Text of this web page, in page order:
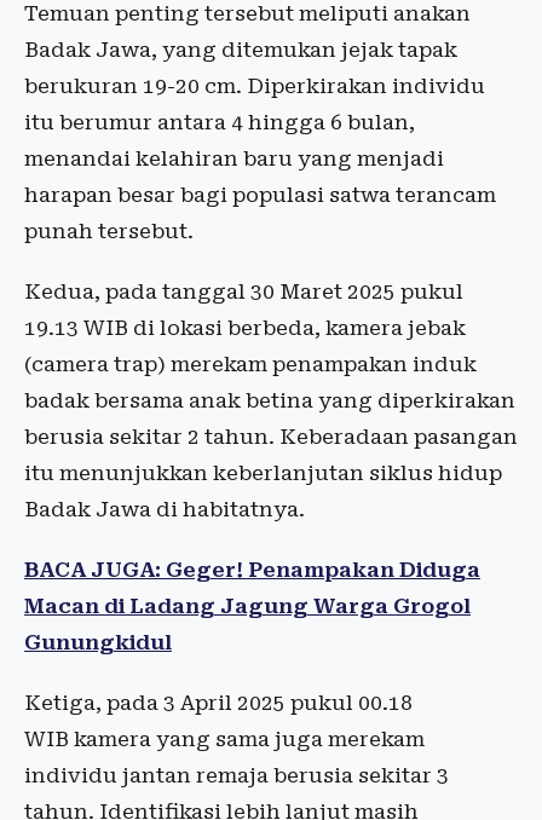
Temuan penting tersebut meliputi anakan
Badak Jawa, yang ditemukan jejak tapak
berukuran 19-20 cm. Diperkirakan individu
itu berumur antara 4 hingga 6 bulan,
menandai kelahiran baru yang menjadi
harapan besar bagi populasi satwa terancam
punah tersebut.
Kedua, pada tanggal 30 Maret 2025 pukul
19.13 WIB di lokasi berbeda, kamera jebak
(camera trap) merekam penampakan induk
badak bersama anak betina yang diperkirakan
berusia sekitar 2 tahun. Keberadaan pasangan
itu menunjukkan keberlanjutan siklus hidup
Badak Jawa di habitatnya.
BACA JUGA: Geger! Penampakan Diduga
Macan di Ladang Jagung Warga Grogol
Gunungkidul
Ketiga, pada 3 April 2025 pukul 00.18
WIB kamera yang sama juga merekam
individu jantan remaja berusia sekitar 3
tahun. Identifikasi lebih lanjut masih